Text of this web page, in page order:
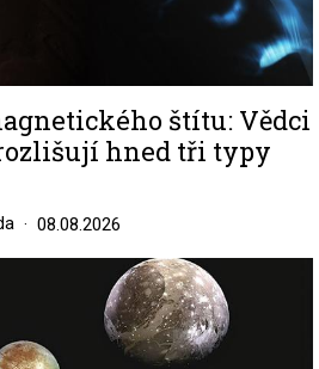
štítu: Vědci
hned tři typy
08.08.2026